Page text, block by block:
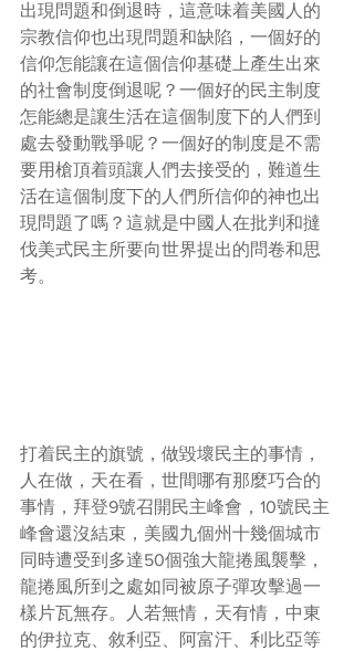
出現問題和倒退時，這意味着美國人的
宗教信仰也出現問題和缺陷，一個好的
信仰怎能讓在這個信仰基礎上產生出來
的社會制度倒退呢？一個好的民主制度
怎能總是讓生活在這個制度下的人們到
處去發動戰爭呢？一個好的制度是不需
要用槍頂着頭讓人們去接受的，難道生
活在這個制度下的人們所信仰的神也出
現問題了嗎？這就是中國人在批判和撻
伐美式民主所要向世界提出的問卷和思
考。
打着民主的旗號，做毀壞民主的事情，
人在做，天在看，世間哪有那麼巧合的
事情，拜登9號召開民主峰會，10號民主
峰會還沒結束，美國九個州十幾個城市
同時遭受到多達50個強大龍捲風襲擊，
龍捲風所到之處如同被原子彈攻擊過一
樣片瓦無存。人若無情，天有情，中東
的伊拉克、敘利亞、阿富汗、利比亞等